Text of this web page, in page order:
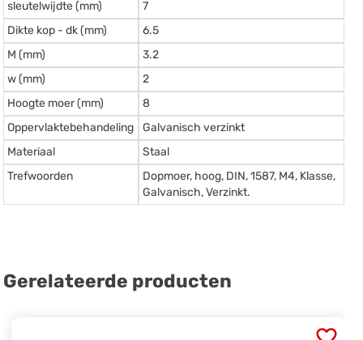
sleutelwijdte (mm)
7
Dikte kop - dk (mm)
6.5
M (mm)
3.2
w (mm)
2
Hoogte moer (mm)
8
Oppervlaktebehandeling
Galvanisch verzinkt
Materiaal
Staal
Trefwoorden
Dopmoer, hoog, DIN, 1587, M4, Klasse,
Galvanisch, Verzinkt.
Gerelateerde producten